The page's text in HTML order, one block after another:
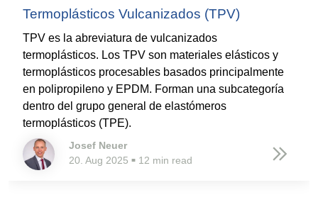
Termoplásticos Vulcanizados (TPV)
TPV es la abreviatura de vulcanizados
termoplásticos. Los TPV son materiales elásticos y
termoplásticos procesables basados principalmente
en polipropileno y EPDM. Forman una subcategoría
dentro del grupo general de elastómeros
termoplásticos (TPE).
Josef Neuer
20. Aug 2025 ■ 12 min read